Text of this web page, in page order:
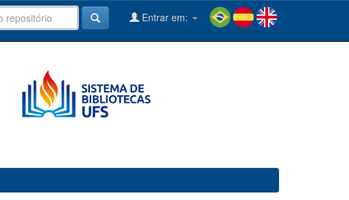
Entrar em: